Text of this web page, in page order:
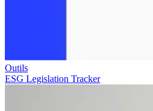
Outils
ESG Legislation Tracker